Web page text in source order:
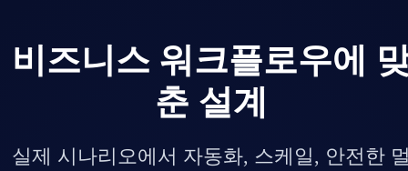
비즈니스 워크플로우에
춘 설계
실제 시나리오에서 자동화, 스케일, 안전한